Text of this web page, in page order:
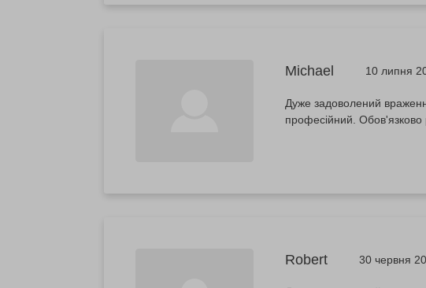
Michael 10 липня
Дуже задоволений
професійний.
Robert 30 червня